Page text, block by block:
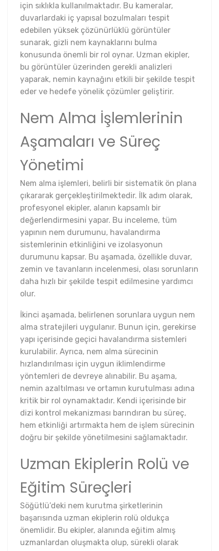
için sıklıkla kullanılmaktadır. Bu kameralar,
duvarlardaki iç yapısal bozulmaları tespit
edebilen yüksek çözünürlüklü görüntüler
sunarak, gizli nem kaynaklarını bulma
konusunda önemli bir rol oynar. Uzman ekipler,
bu görüntüler üzerinden gerekli analizleri
yaparak, nemin kaynağını etkili bir şekilde tespit
eder ve hedefe yönelik çözümler geliştirir.
Nem Alma İşlemlerinin
Aşamaları ve Süreç
Yönetimi
Nem alma işlemleri, belirli bir sistematik ön plana
çıkararak gerçekleştirilmektedir. İlk adım olarak,
profesyonel ekipler, alanın kapsamlı bir
değerlendirmesini yapar. Bu inceleme, tüm
yapının nem durumunu, havalandırma
sistemlerinin etkinliğini ve izolasyonun
durumunu kapsar. Bu aşamada, özellikle duvar,
zemin ve tavanların incelenmesi, olası sorunların
daha hızlı bir şekilde tespit edilmesine yardımcı
olur.
İkinci aşamada, belirlenen sorunlara uygun nem
alma stratejileri uygulanır. Bunun için, gerekirse
yapı içerisinde geçici havalandırma sistemleri
kurulabilir. Ayrıca, nem alma sürecinin
hızlandırılması için uygun iklimlendirme
yöntemleri de devreye alınabilir. Bu aşama,
nemin azaltılması ve ortamın kurutulması adına
kritik bir rol oynamaktadır. Kendi içerisinde bir
dizi kontrol mekanizması barındıran bu süreç,
hem etkinliği artırmakta hem de işlem sürecinin
doğru bir şekilde yönetilmesini sağlamaktadır.
Uzman Ekiplerin Rolü ve
Eğitim Süreçleri
Söğütlü’deki nem kurutma şirketlerinin
başarısında uzman ekiplerin rolü oldukça
önemlidir. Bu ekipler, alanında eğitim almış
uzmanlardan oluşmakta olup, sürekli olarak